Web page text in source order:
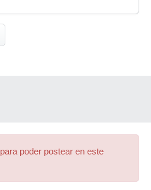
para poder postear en este